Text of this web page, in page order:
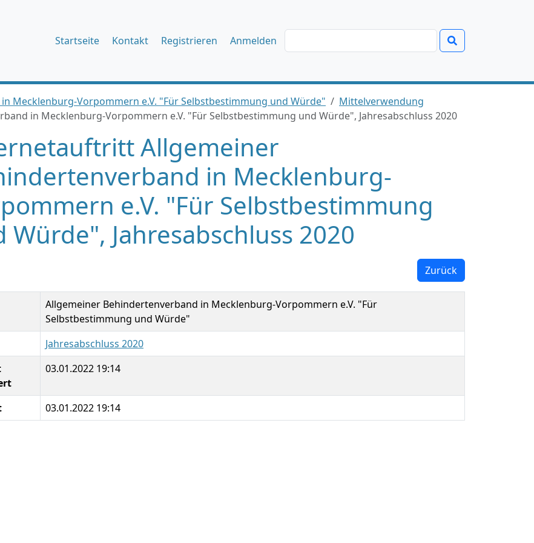
Startseite Kontakt Registrieren Anmelden
Mecklenburg-Vorpommern e.V. "Für Selbstbestimmung und Würde"
Mittelverwendung
in Mecklenburg-Vorpommern e.V. "Für Selbstbestimmung und Würde", Jahresabschluss 2020
Allgemeiner
in Mecklenburg-
e.V. "Für Selbstbestimmung
Würde", Jahresabschluss 2020
Zurück
Allgemeiner Behindertenverband in Mecklenburg-Vorpommern e.V. "Für
Selbstbestimmung und Würde"
Jahresabschluss 2020
03.01.2022 19:14
03.01.2022 19:14